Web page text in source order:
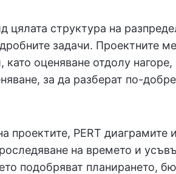
цялата структура на
задачи. Проектните
като оценяване отдолу
за да разберат по-
проектите, PERT диаграмите
на времето и
подобряват планирането,